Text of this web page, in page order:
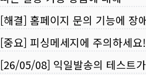
[해결] 홈페이지 문의 기능에 장
[중요] 피싱메세지에 주의하세요!
[26/05/08] 익일발송의 테스트